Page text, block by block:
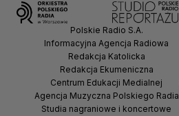
Polskie Radio S.A.
Informacyjna Agencja Radiowa
Redakcja Katolicka
Redakcja Ekumeniczna
Centrum Edukacji Medialnej
Agencja Muzyczna Polskiego Radia
Studia nagraniowe i koncertowe